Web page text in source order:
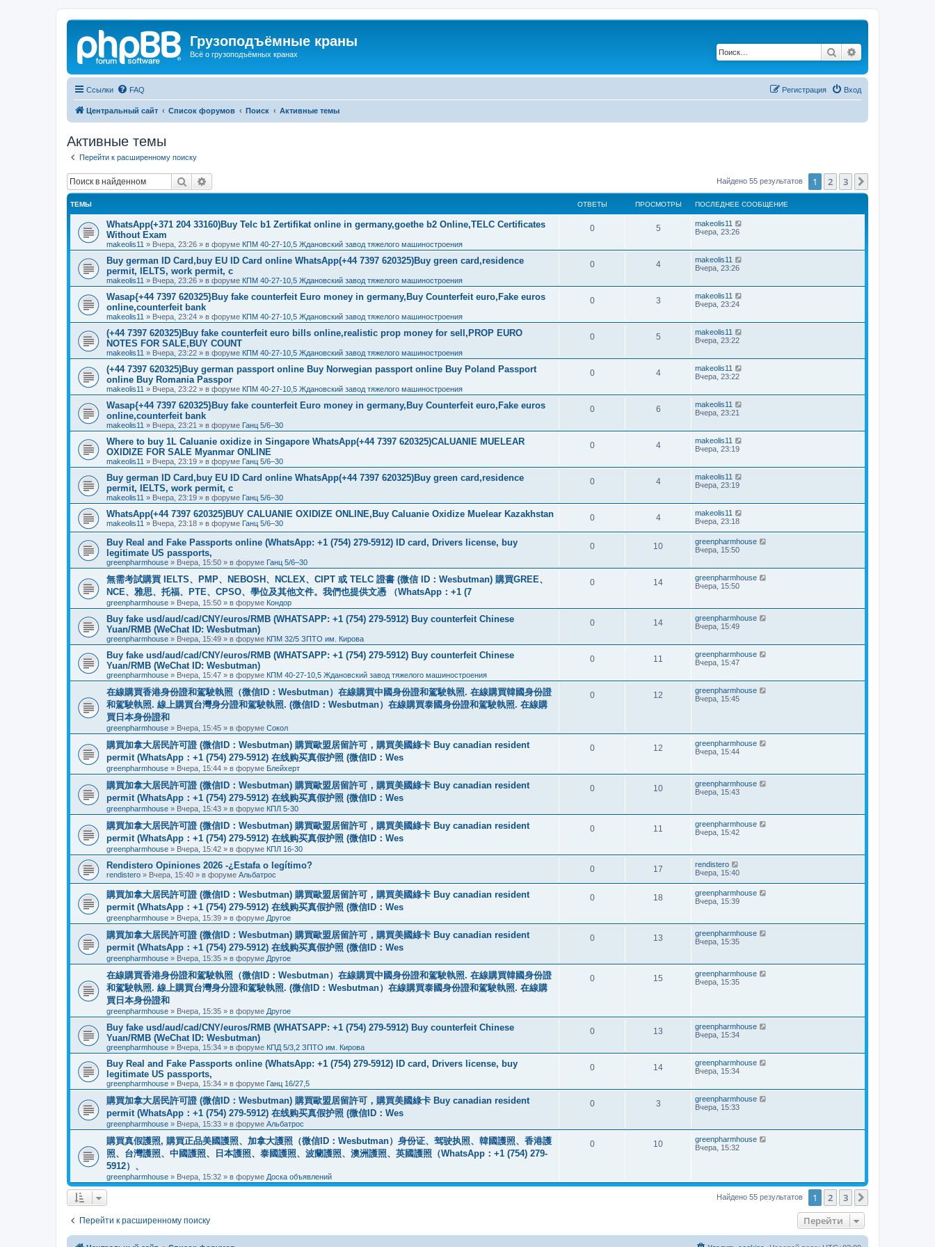
Грузоподъёмные краны
Всё о грузоподъёмных кранах Поиск
Ссылки FAQ Вход
Регистрация
Центральный сайт Список форумов Поиск Активные темы
Активные темы
Перейти к расширенному поиску
Поиск Найдено 55 результатов 1 2 3
ТЕМЫ ОТВЕТЫ ПРОСМОТРЫ ПОСЛЕДНЕЕ СООБЩЕНИЕ
WhatsApp(+371 204 33160)Buy Telc b1 Zertifikat online in germany,goethe b2 Online,TELC Certificates
Without Exam
makeolis11 » Вчера, 23:26 » в форуме КПМ 40-27-10,5 Ждановский завод тяжелого машиностроения
0 5
makeolis11
Вчера, 23:26
Buy german ID Card,buy EU ID Card online WhatsApp(+44 7397 620325)Buy green card,residence
permit, IELTS, work permit, c
makeolis11 » Вчера, 23:26 » в форуме КПМ 40-27-10,5 Ждановский завод тяжелого машиностроения
0 4
makeolis11
Вчера, 23:26
Wasap{+44 7397 620325}Buy fake counterfeit Euro money in germany,Buy Counterfeit euro,Fake euros
online,counterfeit bank
makeolis11 » Вчера, 23:24 » в форуме КПМ 40-27-10,5 Ждановский завод тяжелого машиностроения
0 3
makeolis11
Вчера, 23:24
(+44 7397 620325)Buy fake counterfeit euro bills online,realistic prop money for sell,PROP EURO
NOTES FOR SALE,BUY COUNT
makeolis11 » Вчера, 23:22 » в форуме КПМ 40-27-10,5 Ждановский завод тяжелого машиностроения
0 5
makeolis11
Вчера, 23:22
(+44 7397 620325)Buy german passport online Buy Norwegian passport online Buy Poland Passport
online Buy Romania Passpor
makeolis11 » Вчера, 23:22 » в форуме КПМ 40-27-10,5 Ждановский завод тяжелого машиностроения
0 4
makeolis11
Вчера, 23:22
Wasap{+44 7397 620325}Buy fake counterfeit Euro money in germany,Buy Counterfeit euro,Fake euros
online,counterfeit bank
makeolis11 » Вчера, 23:21 » в форуме Ганц 5/6–30
0 6
makeolis11
Вчера, 23:21
Where to buy 1L Caluanie oxidize in Singapore WhatsApp(+44 7397 620325)CALUANIE MUELEAR
OXIDIZE FOR SALE Myanmar ONLINE
makeolis11 » Вчера, 23:19 » в форуме Ганц 5/6–30
0 4
makeolis11
Вчера, 23:19
Buy german ID Card,buy EU ID Card online WhatsApp(+44 7397 620325)Buy green card,residence
permit, IELTS, work permit, c
makeolis11 » Вчера, 23:19 » в форуме Ганц 5/6–30
0 4
makeolis11
Вчера, 23:19
WhatsApp(+44 7397 620325)BUY CALUANIE OXIDIZE ONLINE,Buy Caluanie Oxidize Muelear Kazakhstan
makeolis11 » Вчера, 23:18 » в форуме Ганц 5/6–30
0 4
makeolis11
Вчера, 23:18
Buy Real and Fake Passports online (WhatsApp: +1 (754) 279-5912) ID card, Drivers license, buy
legitimate US passports,
greenpharmhouse » Вчера, 15:50 » в форуме Ганц 5/6–30
0 10
greenpharmhouse
Вчера, 15:50
無需考試購買 IELTS、PMP、NEBOSH、NCLEX、CIPT 或 TELC 證書 (微信 ID：Wesbutman) 購買GREE、
NCE、雅思、托福、PTE、CPSO、學位及其他文件。我們也提供文憑 （WhatsApp：+1 (7
greenpharmhouse » Вчера, 15:50 » в форуме Кондор
0 14
greenpharmhouse
Вчера, 15:50
Buy fake usd/aud/cad/CNY/euros/RMB (WHATSAPP: +1 (754) 279-5912) Buy counterfeit Chinese
Yuan/RMB (WeChat ID: Wesbutman)
greenpharmhouse » Вчера, 15:49 » в форуме КПМ 32/5 ЗПТО им. Кирова
0 14
greenpharmhouse
Вчера, 15:49
Buy fake usd/aud/cad/CNY/euros/RMB (WHATSAPP: +1 (754) 279-5912) Buy counterfeit Chinese
Yuan/RMB (WeChat ID: Wesbutman)
greenpharmhouse » Вчера, 15:47 » в форуме КПМ 40-27-10,5 Ждановский завод тяжелого машиностроения
0 11
greenpharmhouse
Вчера, 15:47
在線購買香港身份證和駕駛執照（微信ID：Wesbutman）在線購買中國身份證和駕駛執照. 在線購買韓國身份證
和駕駛執照. 線上購買台灣身分證和駕駛執照. (微信ID：Wesbutman）在線購買泰國身份證和駕駛執照. 在線購
買日本身份證和
greenpharmhouse » Вчера, 15:45 » в форуме Сокол
0 12
greenpharmhouse
Вчера, 15:45
購買加拿大居民許可證 (微信ID：Wesbutman) 購買歐盟居留許可，購買美國綠卡 Buy canadian resident
permit (WhatsApp：+1 (754) 279-5912) 在线购买真假护照 (微信ID：Wes
greenpharmhouse » Вчера, 15:44 » в форуме Блейхерт
0 12
greenpharmhouse
Вчера, 15:44
購買加拿大居民許可證 (微信ID：Wesbutman) 購買歐盟居留許可，購買美國綠卡 Buy canadian resident
permit (WhatsApp：+1 (754) 279-5912) 在线购买真假护照 (微信ID：Wes
greenpharmhouse » Вчера, 15:43 » в форуме КПЛ 5-30
0 10
greenpharmhouse
Вчера, 15:43
購買加拿大居民許可證 (微信ID：Wesbutman) 購買歐盟居留許可，購買美國綠卡 Buy canadian resident
permit (WhatsApp：+1 (754) 279-5912) 在线购买真假护照 (微信ID：Wes
greenpharmhouse » Вчера, 15:42 » в форуме КПЛ 16-30
0 11
greenpharmhouse
Вчера, 15:42
Rendistero Opiniones 2026 -¿Estafa o legítimo?
rendistero » Вчера, 15:40 » в форуме Альбатрос
0 17
rendistero
Вчера, 15:40
購買加拿大居民許可證 (微信ID：Wesbutman) 購買歐盟居留許可，購買美國綠卡 Buy canadian resident
permit (WhatsApp：+1 (754) 279-5912) 在线购买真假护照 (微信ID：Wes
greenpharmhouse » Вчера, 15:39 » в форуме Другое
0 18
greenpharmhouse
Вчера, 15:39
購買加拿大居民許可證 (微信ID：Wesbutman) 購買歐盟居留許可，購買美國綠卡 Buy canadian resident
permit (WhatsApp：+1 (754) 279-5912) 在线购买真假护照 (微信ID：Wes
greenpharmhouse » Вчера, 15:35 » в форуме Другое
0 13
greenpharmhouse
Вчера, 15:35
在線購買香港身份證和駕駛執照（微信ID：Wesbutman）在線購買中國身份證和駕駛執照. 在線購買韓國身份證
和駕駛執照. 線上購買台灣身分證和駕駛執照. (微信ID：Wesbutman）在線購買泰國身份證和駕駛執照. 在線購
買日本身份證和
greenpharmhouse » Вчера, 15:35 » в форуме Другое
0 15
greenpharmhouse
Вчера, 15:35
Buy fake usd/aud/cad/CNY/euros/RMB (WHATSAPP: +1 (754) 279-5912) Buy counterfeit Chinese
Yuan/RMB (WeChat ID: Wesbutman)
greenpharmhouse » Вчера, 15:34 » в форуме КПД 5/3,2 ЗПТО им. Кирова
0 13
greenpharmhouse
Вчера, 15:34
Buy Real and Fake Passports online (WhatsApp: +1 (754) 279-5912) ID card, Drivers license, buy
legitimate US passports,
greenpharmhouse » Вчера, 15:34 » в форуме Ганц 16/27,5
0 14
greenpharmhouse
Вчера, 15:34
購買加拿大居民許可證 (微信ID：Wesbutman) 購買歐盟居留許可，購買美國綠卡 Buy canadian resident
permit (WhatsApp：+1 (754) 279-5912) 在线购买真假护照 (微信ID：Wes
greenpharmhouse » Вчера, 15:33 » в форуме Альбатрос
0 3
greenpharmhouse
Вчера, 15:33
購買真假護照, 購買正品美國護照、加拿大護照（微信ID：Wesbutman）身份证、驾驶执照、韓國護照、香港護
照、台灣護照、中國護照、日本護照、泰國護照、波蘭護照、澳洲護照、英國護照（WhatsApp：+1 (754) 279-
5912）、
greenpharmhouse » Вчера, 15:32 » в форуме Доска объявлений
0 10
greenpharmhouse
Вчера, 15:32
Найдено 55 результатов 1 2 3
Перейти к расширенному поиску Перейти